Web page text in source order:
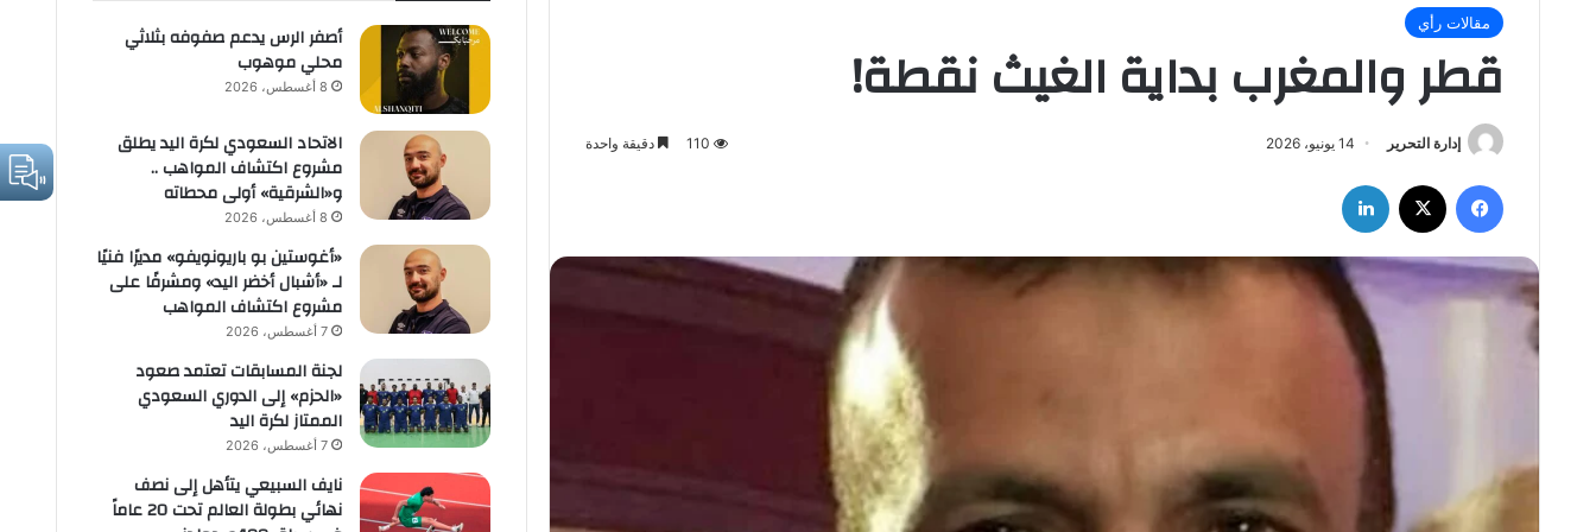
مقالات رأي
قطر والمغرب بداية الغيث نقطة!
إدارة التحرير 14 يونيو، 2026 110 دقيقة واحدة
أصفر الرس يدعم صفوفه بثلاثي
محلي موهوب
8 أغسطس، 2026
الاتحاد السعودي لكرة اليد يطلق
مشروع اكتشاف المواهب ..
و«الشرقية» أولى محطاته
8 أغسطس، 2026
«أغوستين بو باريونويفو» مديرًا فنيًا
لـ «أشبال أخضر اليد» ومشرفًا على
مشروع اكتشاف المواهب
7 أغسطس، 2026
لجنة المسابقات تعتمد صعود
«الحزم» إلى الدوري السعودي
الممتاز لكرة اليد
7 أغسطس، 2026
نايف السبيعي يتأهل إلى نصف
نهائي بطولة العالم تحت 20 عاماً